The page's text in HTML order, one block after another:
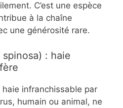
C’est une espèce
à la chaîne
une générosité rare.
: haie
infranchissable par
humain ou animal, ne